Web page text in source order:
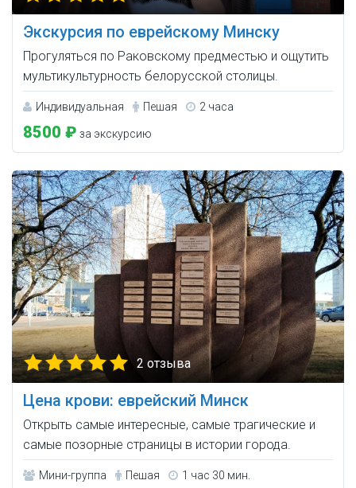
Экскурсия по еврейскому Минску
Прогуляться по Раковскому предместью и ощутить
мультикультурность белорусской столицы.
Индивидуальная Пешая 2 часа
8500 ₽ за экскурсию
2 отзыва
Цена крови: еврейский Минск
Открыть самые интересные, самые трагические и
самые позорные страницы в истории города.
Мини-группа Пешая 1 час 30 мин.